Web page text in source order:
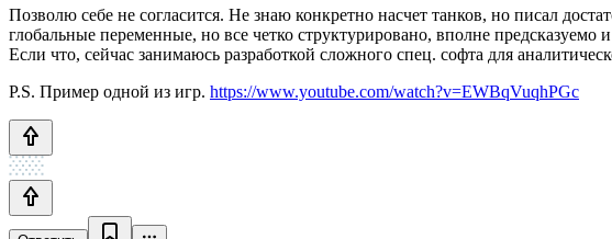
Позволю себе не согласится. Не знаю конкретно насчет танков, но писал
глобальные переменные, но все четко структурировано, вполне
Если что, сейчас занимаюсь разработкой сложного спец. софта для
P.S. Пример одной из игр. https://www.youtube.com/watch?v=EWBqVuqhPGc